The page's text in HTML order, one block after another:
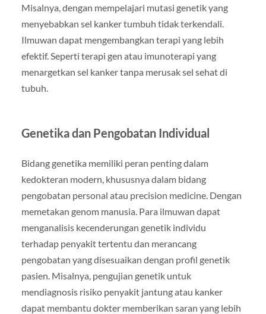
Misalnya, dengan mempelajari mutasi genetik yang
menyebabkan sel kanker tumbuh tidak terkendali.
Ilmuwan dapat mengembangkan terapi yang lebih
efektif. Seperti terapi gen atau imunoterapi yang
menargetkan sel kanker tanpa merusak sel sehat di
tubuh.
Genetika dan Pengobatan Individual
Bidang genetika memiliki peran penting dalam
kedokteran modern, khususnya dalam bidang
pengobatan personal atau precision medicine. Dengan
memetakan genom manusia. Para ilmuwan dapat
menganalisis kecenderungan genetik individu
terhadap penyakit tertentu dan merancang
pengobatan yang disesuaikan dengan profil genetik
pasien. Misalnya, pengujian genetik untuk
mendiagnosis risiko penyakit jantung atau kanker
dapat membantu dokter memberikan saran yang lebih